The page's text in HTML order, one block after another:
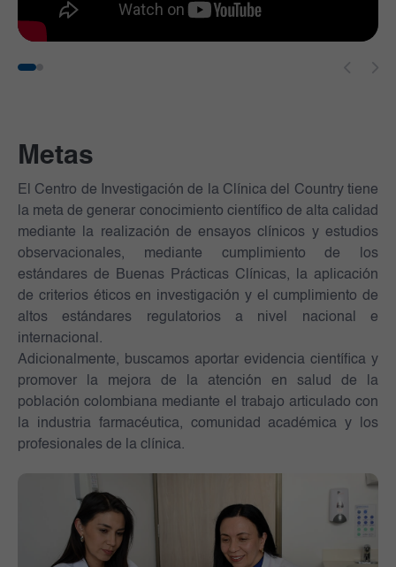
Metas
El Centro de Investigación de la Clínica del Country tiene
la meta de generar conocimiento científico de alta calidad
mediante la realización de ensayos clínicos y estudios
observacionales, mediante cumplimiento de los
estándares de Buenas Prácticas Clínicas, la aplicación
de criterios éticos en investigación y el cumplimiento de
altos estándares regulatorios a nivel nacional e
internacional.
Adicionalmente, buscamos aportar evidencia científica y
promover la mejora de la atención en salud de la
población colombiana mediante el trabajo articulado con
la industria farmacéutica, comunidad académica y los
profesionales de la clínica.